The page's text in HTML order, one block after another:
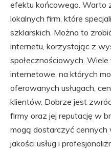
efektu końcowego. Warto
lokalnych firm, które
szklarskich. Można to
internetu, korzystając z
społecznościowych.
internetowe, na których
oferowanych usługach,
klientów. Dobrze jest
firmy oraz jej reputację w
mogą dostarczyć
jakości usług i